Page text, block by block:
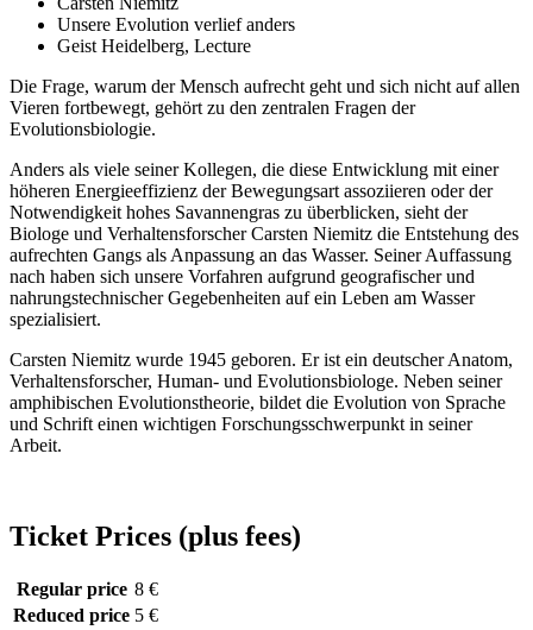
Unsere Evolution verlief anders
Geist Heidelberg, Lecture
Die Frage, warum der Mensch aufrecht geht und sich nicht auf allen
Vieren fortbewegt, gehört zu den zentralen Fragen der
Evolutionsbiologie.
Anders als viele seiner Kollegen, die diese Entwicklung mit einer
höheren Energieeffizienz der Bewegungsart assoziieren oder der
Notwendigkeit hohes Savannengras zu überblicken, sieht der
Biologe und Verhaltensforscher Carsten Niemitz die Entstehung des
aufrechten Gangs als Anpassung an das Wasser. Seiner Auffassung
nach haben sich unsere Vorfahren aufgrund geografischer und
nahrungstechnischer Gegebenheiten auf ein Leben am Wasser
spezialisiert.
Carsten Niemitz wurde 1945 geboren. Er ist ein deutscher Anatom,
Verhaltensforscher, Human- und Evolutionsbiologe. Neben seiner
amphibischen Evolutionstheorie, bildet die Evolution von Sprache
und Schrift einen wichtigen Forschungsschwerpunkt in seiner
Arbeit.
Ticket Prices (plus fees)
Regular price 8 €
Reduced price 5 €